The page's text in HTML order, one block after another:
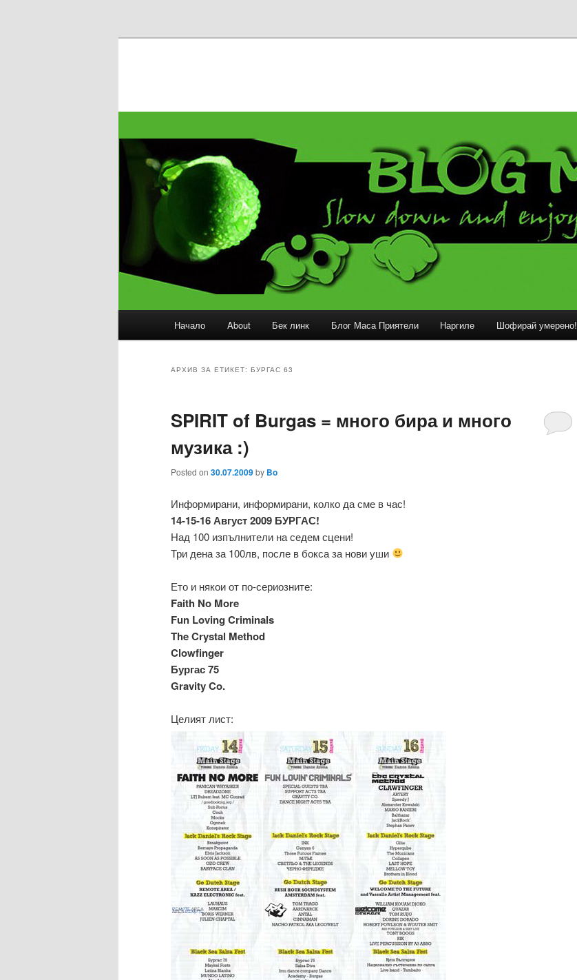
Към
Към
Начало About Бек линк Блог Маса Приятели Наргиле Шофирай умерено!
АРХИВ ЗА ЕТИКЕТ: БУРГАС 63
SPIRIT of Burgas = много бира и много
музика :)
Posted on 30.07.2009by Bo
Информирани, информирани, колко да сме в час!
14-15-16 Август 2009 БУРГАС!
Над 100 изпълнители на седем сцени!
Три дена за 100лв, после в бокса за нови уши
Ето и някои от по-сериозните:
Faith No More
Fun Loving Criminals
The Crystal Method
Clowfinger
Бургас 75
Gravity Co.
Целият лист: